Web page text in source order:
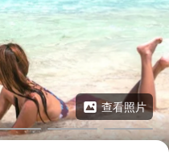
查看照片